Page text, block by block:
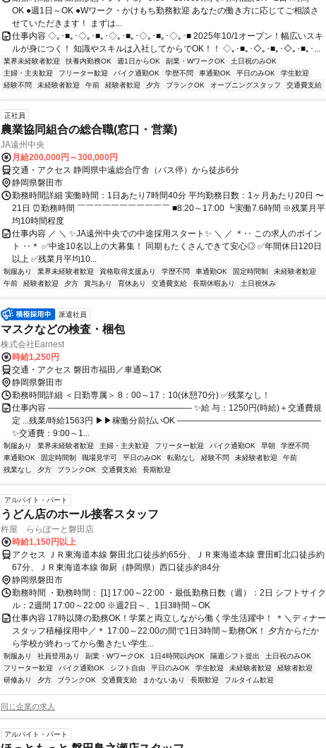
OK ●週1日～OK ●Wワーク・かけもち勤務歓迎 あなたの働き方に応じてご相談さ
せていただきます！ まずは...
仕事内容 ◇｡･■｡･◇｡･■｡･◇｡･■｡･◇｡･■｡･◇｡･■ 2025年10/1オープン！幅広いスキ
ルが身につく！ 知識やスキルは入社してからでOK！！ ◇｡･■｡･◇｡･■｡･◇｡･■｡･...
業界未経験者歓迎 扶養内勤務OK 週1日からOK 副業・WワークOK
土日祝のみOK
主婦・主夫歓迎
フリーター歓迎 バイク通勤OK 学歴不問 車通勤OK 平日のみOK
学生歓迎
経験不問
未経験者歓迎 午前 経験者歓迎 夕方 ブランクOK オープニングスタッフ 交通費支給
正社員
農業協同組合の総合職(窓口・営業)
JA遠州中央
月給200,000円～300,000円
交通・アクセス 静岡県中遠総合庁舎（バス停）から徒歩6分
静岡県磐田市
勤務時間詳細 実働時間：1日あたり7時間40分 平均勤務日数：1ヶ月あたり20日 〜
21日 ⏰勤務時間 ￣￣￣￣￣￣￣￣￣￣￣ ■8:20～17:00 ┗実働7.6時間 ※残業月平
均10時間程度
仕事内容 ／ ＼ ✨JA遠州中央での中途採用スタート✨ ＼ ／ ＊‥ この求人のポイン
ト ‥＊ ✅中途10名以上の大募集！ 同期もたくさんできて安心◎ ✅年間休日120日
以上 ✅残業月平均10...
制服あり 業界未経験者歓迎 資格取得支援あり 学歴不問 車通勤OK 固定時間制
未経験者歓迎
午前
経験者歓迎 夕方 賞与あり 育休あり 交通費支給 長期休暇あり 土日祝休み
派遣社員
マスクなどの検査・梱包
株式会社Earnest
時給1,250円
交通・アクセス 磐田市福田／車通勤OK
静岡県磐田市
勤務時間詳細 ＜日勤専属＞ 8：00～17：10(休憩70分) ✅残業なし！
仕事内容 ――――――――――――――――― ✨給 与：1250円(時給)＋交通費規
定 ...残業/時給1563円 ▶▶稼働分前払いOK ―――――――――――――――――
✨交通費：9:00～1...
制服あり 業界未経験者歓迎 主婦・主夫歓迎 フリーター歓迎 バイク通勤OK 早朝
学歴不問
車通勤OK
固定時間制 職場見学可 平日のみOK 転勤なし 経験不問 未経験者歓迎
午前
残業なし
夕方 ブランクOK 交通費支給 長期歓迎
アルバイト・パート
うどん店のホール接客スタッフ
杵屋 ららぽーと磐田店
時給1,150円以上
アクセス ＪＲ東海道本線 磐田北口徒歩約65分、ＪＲ東海道本線 豊田町北口徒歩約
67分、ＪＲ東海道本線 御厨（静岡県）西口徒歩約84分
静岡県磐田市
勤務時間 ・勤務時間： [1] 17:00～22:00 ・最低勤務日数（週）：2日 シフトサイク
ル：2週間 17:00～22:00 ※週2日～、1日3時間～OK
仕事内容 17時以降の勤務OK！学業と両立しながら働く学生活躍中！ ＊＼ディナー
スタッフ積極採用中／＊ 17:00～22:00の間で1日3時間～勤務OK！ 夕方からだか
ら学校が終わってから働きたい学生...
制服あり 社員登用あり 副業・WワークOK 1日4時間以内OK 隔週シフト提出
土日祝のみOK
フリーター歓迎
バイク通勤OK シフト自由 平日のみOK 学生歓迎 未経験者歓迎
経験者歓迎
研修あり
夕方 ブランクOK 交通費支給 まかないあり 長期歓迎 フルタイム歓迎
同じ企業の求人
アルバイト・パート